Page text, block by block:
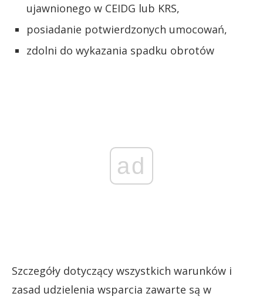
ujawnionego w CEIDG lub KRS,
posiadanie potwierdzonych umocowań,
zdolni do wykazania spadku obrotów
ad
Szczegóły dotyczący wszystkich warunków i
zasad udzielenia wsparcia zawarte są w